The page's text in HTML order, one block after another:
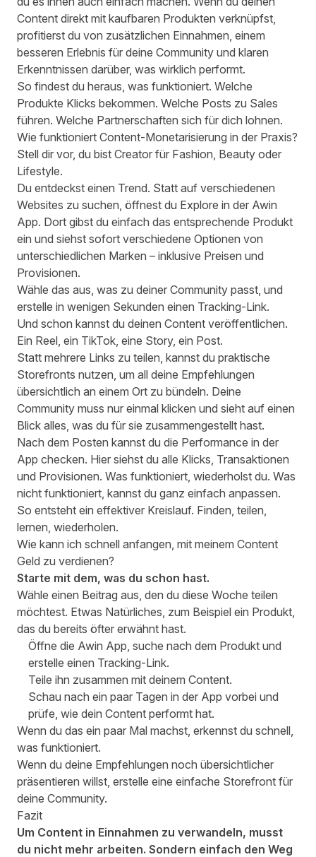
Content direkt mit kaufbaren Produkten verknüpfst,
profitierst du von zusätzlichen Einnahmen, einem
besseren Erlebnis für deine Community und klaren
Erkenntnissen darüber, was wirklich performt.
So findest du heraus, was funktioniert. Welche
Produkte Klicks bekommen. Welche Posts zu Sales
führen. Welche Partnerschaften sich für dich lohnen.
Wie funktioniert Content-Monetarisierung in der Praxis?
Stell dir vor, du bist Creator für Fashion, Beauty oder
Lifestyle.
Du entdeckst einen Trend. Statt auf verschiedenen
Websites zu suchen, öffnest du Explore in der Awin
App. Dort gibst du einfach das entsprechende Produkt
ein und siehst sofort verschiedene Optionen von
unterschiedlichen Marken – inklusive Preisen und
Provisionen.
Wähle das aus, was zu deiner Community passt, und
erstelle in wenigen Sekunden einen Tracking-Link.
Und schon kannst du deinen Content veröffentlichen.
Ein Reel, ein TikTok, eine Story, ein Post.
Statt mehrere Links zu teilen, kannst du praktische
Storefronts nutzen, um all deine Empfehlungen
übersichtlich an einem Ort zu bündeln. Deine
Community muss nur einmal klicken und sieht auf einen
Blick alles, was du für sie zusammengestellt hast.
Nach dem Posten kannst du die Performance in der
App checken. Hier siehst du alle Klicks, Transaktionen
und Provisionen. Was funktioniert, wiederholst du. Was
nicht funktioniert, kannst du ganz einfach anpassen.
So entsteht ein effektiver Kreislauf. Finden, teilen,
lernen, wiederholen.
Wie kann ich schnell anfangen, mit meinem Content
Geld zu verdienen?
Starte mit dem, was du schon hast.
Wähle einen Beitrag aus, den du diese Woche teilen
möchtest. Etwas Natürliches, zum Beispiel ein Produkt,
das du bereits öfter erwähnt hast.
Öffne die Awin App, suche nach dem Produkt und
erstelle einen Tracking-Link.
Teile ihn zusammen mit deinem Content.
Schau nach ein paar Tagen in der App vorbei und
prüfe, wie dein Content performt hat.
Wenn du das ein paar Mal machst, erkennst du schnell,
was funktioniert.
Wenn du deine Empfehlungen noch übersichtlicher
präsentieren willst, erstelle eine einfache Storefront für
deine Community.
Fazit
Um Content in Einnahmen zu verwandeln, musst
du nicht mehr arbeiten. Sondern einfach den Weg